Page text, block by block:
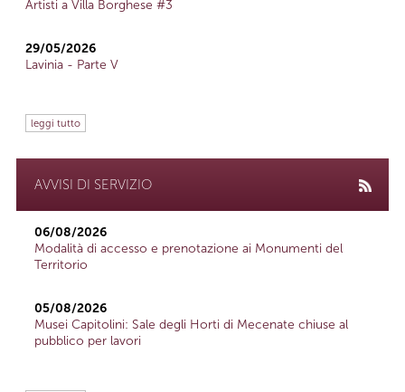
Artisti a Villa Borghese #3
29/05/2026
Lavinia - Parte V
leggi tutto
AVVISI DI SERVIZIO
06/08/2026
Modalità di accesso e prenotazione ai Monumenti del
Territorio
05/08/2026
Musei Capitolini: Sale degli Horti di Mecenate chiuse al
pubblico per lavori